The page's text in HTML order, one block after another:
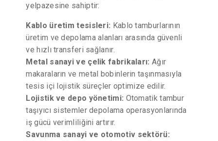
yelpazesine sahiptir:
Kablo üretim tesisleri: Kablo tamburlarının
üretim ve depolama alanları arasında güvenli
ve hızlı transferi sağlanır.
Metal sanayi ve çelik fabrikaları: Ağır
makaraların ve metal bobinlerin taşınmasıyla
tesis içi lojistik süreçler optimize edilir.
Lojistik ve depo yönetimi: Otomatik tambur
taşıyıcı sistemler depolama operasyonlarında
iş gücü verimliliğini artırır.
Savunma sanayi ve otomotiv sektörü: